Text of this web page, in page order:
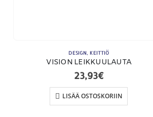
DESIGN, KEITTIÖ
VISION LEIKKUULAUTA
23,93€
LISÄÄ OSTOSKORIINToimitusehdot